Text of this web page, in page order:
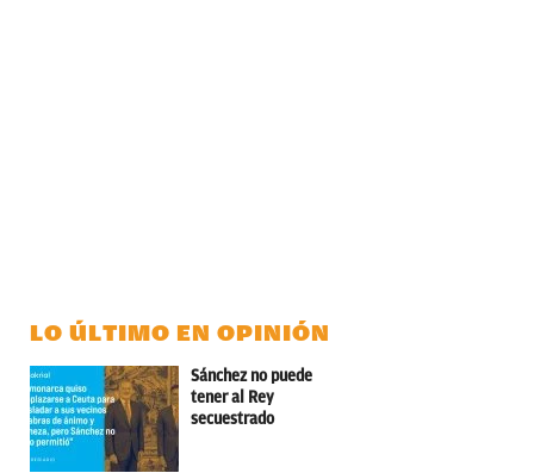
LO ÚLTIMO EN OPINIÓN
Sánchez no puede
tener al Rey
secuestrado